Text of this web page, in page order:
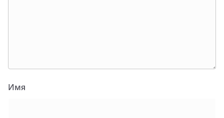
Имя